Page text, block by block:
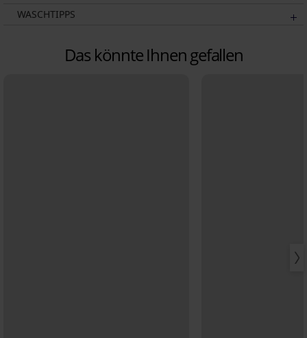
WASCHTIPPS
Das könnte Ihnen gefallen